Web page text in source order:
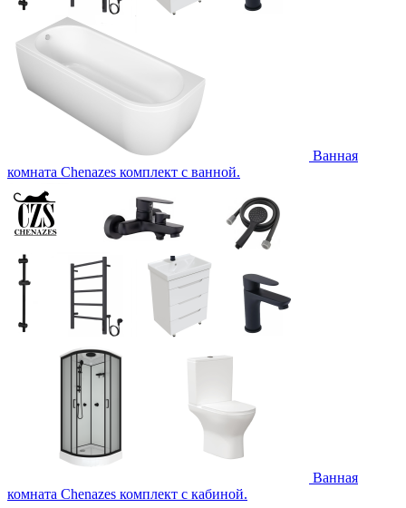
Ванная
комната Chenazes комплект с ванной.
Ванная
комната Chenazes комплект с кабиной.